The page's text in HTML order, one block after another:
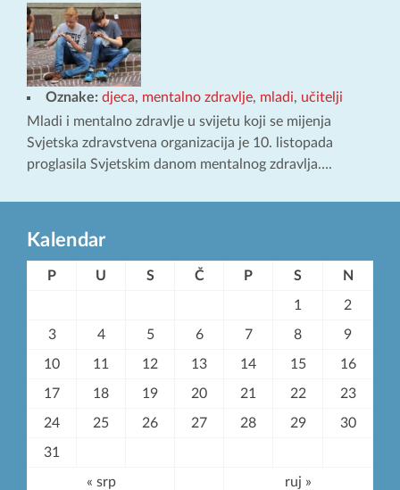
Oznake: djeca, mentalno zdravlje, mladi, učitelji
Mladi i mentalno zdravlje u svijetu koji se mijenja
Svjetska zdravstvena organizacija je 10. listopada
proglasila Svjetskim danom mentalnog zdravlja….
Kalendar
P U S Č P S N
1 2
3 4 5 6 7 8 9
10 11 12 13 14 15 16
17 18 19 20 21 22 23
24 25 26 27 28 29 30
31
« srp ruj »